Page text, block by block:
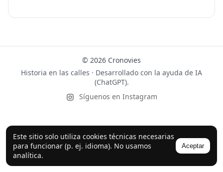
Este sitio solo utiliza cookies técnicas necesarias
para funcionar (p. ej. idioma). No usamos
analítica.
Aceptar
© 2026 Cronovies
Historia en las calles · Desarrollado con la ayuda de IA
(ChatGPT).
Síguenos en Instagram